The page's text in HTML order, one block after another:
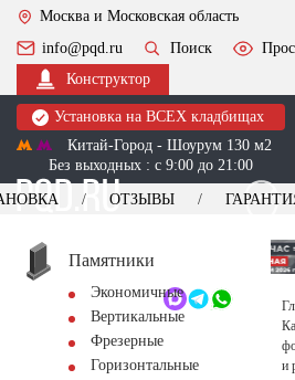
Москва и Московская область
info@pqd.ru
Поиск
Конструктор
Установка на ВСЕХ кладбищах
Китай-Город - Шоурум 130 м2
Без выходных : с 9:00 до 21:00
+7 (495) 518-44-23
Обратный звонок
ОТЗЫВЫ
Памятники
Экономичные
Вертикальные
Фрезерные
Горизонтальные
и